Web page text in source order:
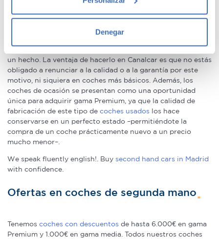
Recopilar información sobre su ubicación
geográfica que puede tener una precisión de varios
digitales)
Obtenga más información sobre cómo se procesan sus
datos personales y establezca sus preferencias en la
sección de datos . Puede cambiar o retirar su
consentimiento en cualquier momento en la Declaración
de cookies.
el contenido y los anuncios, ofrecer funciones de redes
sociales y analizar el tráfico. Además, compartimos
nuestros partners de redes sociales, publicidad y análisis
Denegar
un hecho. La ventaja de hacerlo en Canalcar es que no estás
obligado a renunciar a la calidad o a la garantía por este
motivo, ni siquiera en coches más básicos. Además, los
coches de ocasión se presentan como una oportunidad
única para adquirir gama Premium, ya que la calidad de
fabricación de este tipo de coches usados los hace
conservarse en un perfecto estado –permitiéndote la
compra de un coche prácticamente nuevo a un precio
mucho menor–.
We speak fluently english!. Buy second hand cars in Madrid
with confidence.
Ofertas en coches de segunda mano
Tenemos coches con descuentos de hasta 6.000€ en gama
Premium y 1.000€ en gama media. Todos nuestros coches